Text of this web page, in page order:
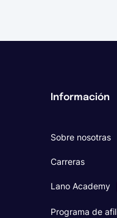
Información
Sobre nosotras
Carreras
Lano Academy
Programa de